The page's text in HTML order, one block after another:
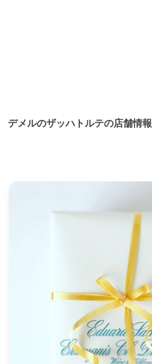
デメルのザッハトルテの店舗情報